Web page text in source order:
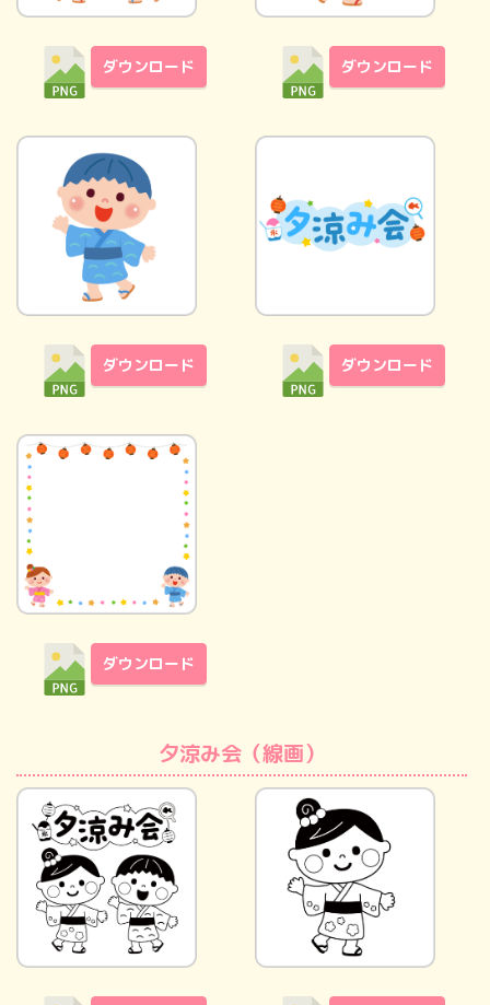
ダウンロード ダウンロード
ダウンロード ダウンロード
ダウンロード
夕涼み会（線画）